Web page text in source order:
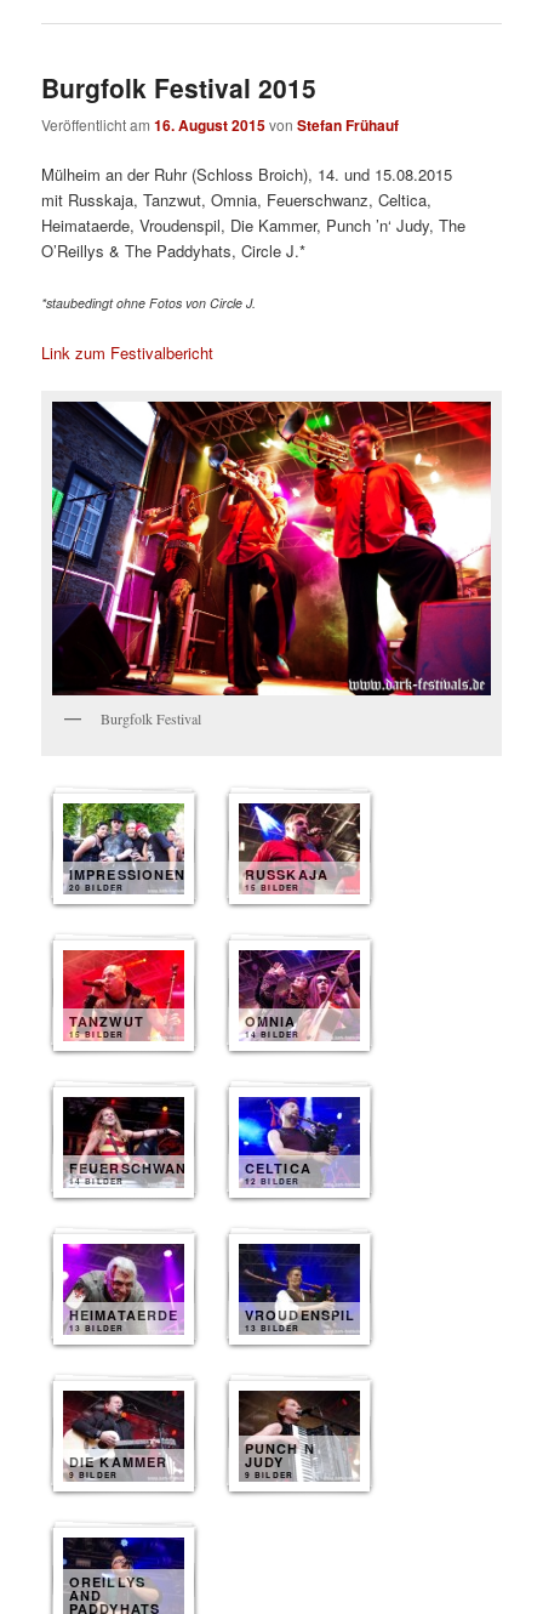
Burgfolk Festival 2015
Veröffentlicht am16. August 2015vonStefan Frühauf
Mülheim an der Ruhr (Schloss Broich), 14. und 15.08.2015
mit Russkaja, Tanzwut, Omnia, Feuerschwanz, Celtica,
Heimataerde, Vroudenspil, Die Kammer, Punch ’n‘ Judy, The
O’Reillys & The Paddyhats, Circle J.*
*staubedingt ohne Fotos von Circle J.
Link zum Festivalbericht
Burgfolk Festival
IMPRESSIONEN
20 BILDER
RUSSKAJA
15 BILDER
TANZWUT
15 BILDER
OMNIA
14 BILDER
FEUERSCHWANZ
14 BILDER
CELTICA
12 BILDER
HEIMATAERDE
13 BILDER
VROUDENSPIL
13 BILDER
DIE KAMMER
9 BILDER
PUNCH N
JUDY
9 BILDER
OREILLYS
AND
PADDYHATS